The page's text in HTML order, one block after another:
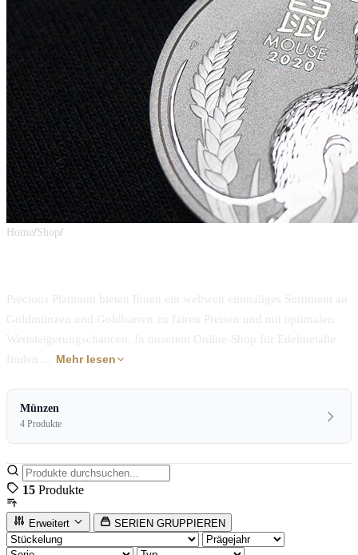
Home/Shop/
Precious Platinum bieten Ihnen ein weltweit einmaliges Sortiment an
Goldmünzen und Goldbarren zu fairen Preisen und mit optimalen
Wertsteigerungschancen. In unserem Online-Shop für Edelmetalle
finden ...
Mehr lesen
Münzen
4 Produkte
15 Produkte
Erweitert SERIEN GRUPPIEREN